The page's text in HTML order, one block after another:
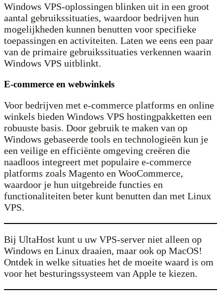
Windows VPS-oplossingen blinken uit in een groot
aantal gebruikssituaties, waardoor bedrijven hun
mogelijkheden kunnen benutten voor specifieke
toepassingen en activiteiten. Laten we eens een paar
van de primaire gebruikssituaties verkennen waarin
Windows VPS uitblinkt.
E-commerce en webwinkels
Voor bedrijven met e-commerce platforms en online
winkels bieden Windows VPS hostingpakketten een
robuuste basis. Door gebruik te maken van op
Windows gebaseerde tools en technologieën kun je
een veilige en efficiënte omgeving creëren die
naadloos integreert met populaire e-commerce
platforms zoals Magento en WooCommerce,
waardoor je hun uitgebreide functies en
functionaliteiten beter kunt benutten dan met Linux
VPS.
Bij UltaHost kunt u uw VPS-server niet alleen op
Windows en Linux draaien, maar ook op MacOS!
Ontdek in welke situaties het de moeite waard is om
voor het besturingssysteem van Apple te kiezen.